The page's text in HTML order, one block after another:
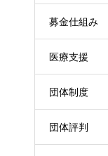
募金仕組み
医療支援
団体制度
団体評判